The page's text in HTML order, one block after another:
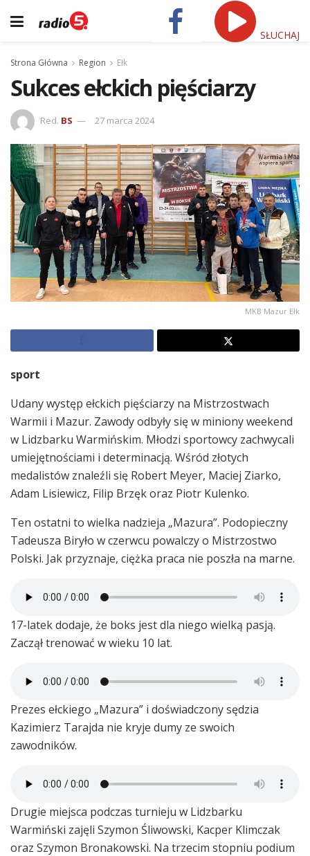
SŁUCHAJ
Strona Główna Region Ełk
Sukces ełckich pięściarzy
Red. BS 27 marca 2024
MKB Mazur Ełk
sport
Udany występ ełckich pięściarzy na Mistrzostwach
Warmii i Mazur. Zawody odbyły się w miniony weekend
w Lidzbarku Warmińskim. Młodzi sportowcy zachwycali
umiejętnościami i determinacją. Wśród złotych
medalistów znaleźli się Robert Meyer, Maciej Ziarko,
Adam Lisiewicz, Filip Brzęk oraz Piotr Kulenko.
Ten ostatni to wielka nadzieja „Mazura”. Podopieczny
Tadeusza Biryło w czerwcu powalczy o Mistrzostwo
Polski. Jak przyznaje, ciężka praca nie poszła na marne.
17-latek dodaje, że boks jest dla niego wielką pasją.
Zaczął trenować w wieku 10 lat.
Prezes ełckiego „Mazura” i doświadczony sędzia
Kazimierz Tarajda nie kryje dumy ze swoich
zawodników.
Drugie miejsca podczas turnieju w Lidzbarku
Warmiński zajęli Szymon Śliwowski, Kacper Klimczak
oraz Szymon Bronakowski. Na trzecim stopniu podium